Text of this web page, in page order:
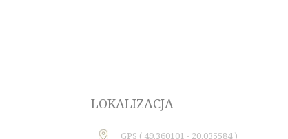
LOKALIZACJA
GPS ( 49.360101 - 20.035584 )